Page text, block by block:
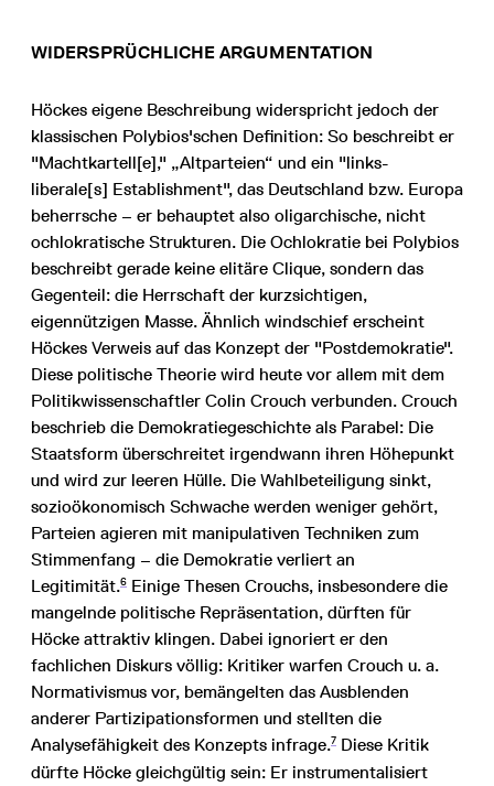
WIDERSPRÜCHLICHE ARGUMENTATION
Höckes eigene Beschreibung widerspricht jedoch der
klassischen Polybios'schen Definition: So beschreibt er
"Machtkartell[e]," „Altparteien“ und ein "links-
liberale[s] Establishment", das Deutschland bzw. Europa
beherrsche – er behauptet also oligarchische, nicht
ochlokratische Strukturen. Die Ochlokratie bei Polybios
beschreibt gerade keine elitäre Clique, sondern das
Gegenteil: die Herrschaft der kurzsichtigen,
eigennützigen Masse. Ähnlich windschief erscheint
Höckes Verweis auf das Konzept der "Postdemokratie".
Diese politische Theorie wird heute vor allem mit dem
Politikwissenschaftler Colin Crouch verbunden. Crouch
beschrieb die Demokratiegeschichte als Parabel: Die
Staatsform überschreitet irgendwann ihren Höhepunkt
und wird zur leeren Hülle. Die Wahlbeteiligung sinkt,
sozioökonomisch Schwache werden weniger gehört,
Parteien agieren mit manipulativen Techniken zum
Stimmenfang – die Demokratie verliert an
Legitimität.6 Einige Thesen Crouchs, insbesondere die
mangelnde politische Repräsentation, dürften für
Höcke attraktiv klingen. Dabei ignoriert er den
fachlichen Diskurs völlig: Kritiker warfen Crouch u. a.
Normativismus vor, bemängelten das Ausblenden
anderer Partizipationsformen und stellten die
Analysefähigkeit des Konzepts infrage.7 Diese Kritik
dürfte Höcke gleichgültig sein: Er instrumentalisiert